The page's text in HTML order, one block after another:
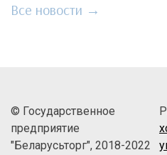
Все новости →
© Государственное
предприятие
"Беларусьторг", 2018-2022